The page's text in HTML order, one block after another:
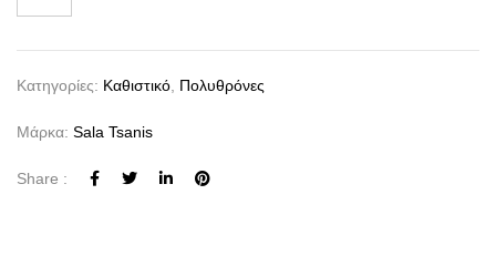
Κατηγορίες: Καθιστικό Πολυθρόνες
Μάρκα: Sala Tsanis
Share :